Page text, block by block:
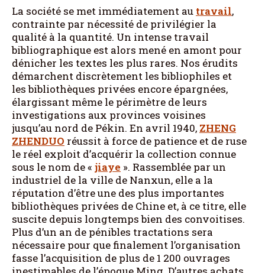
La société se met immédiatement au travail,
contrainte par nécessité de privilégier la
qualité à la quantité. Un intense travail
bibliographique est alors mené en amont pour
dénicher les textes les plus rares. Nos érudits
démarchent discrètement les bibliophiles et
les bibliothèques privées encore épargnées,
élargissant même le périmètre de leurs
investigations aux provinces voisines
jusqu’au nord de Pékin. En avril 1940, ZHENG
ZHENDUO réussit à force de patience et de ruse
le réel exploit d’acquérir la collection connue
sous le nom de « jiaye ». Rassemblée par un
industriel de la ville de Nanxun, elle a la
réputation d’être une des plus importantes
bibliothèques privées de Chine et, à ce titre, elle
suscite depuis longtemps bien des convoitises.
Plus d’un an de pénibles tractations sera
nécessaire pour que finalement l’organisation
fasse l’acquisition de plus de 1 200 ouvrages